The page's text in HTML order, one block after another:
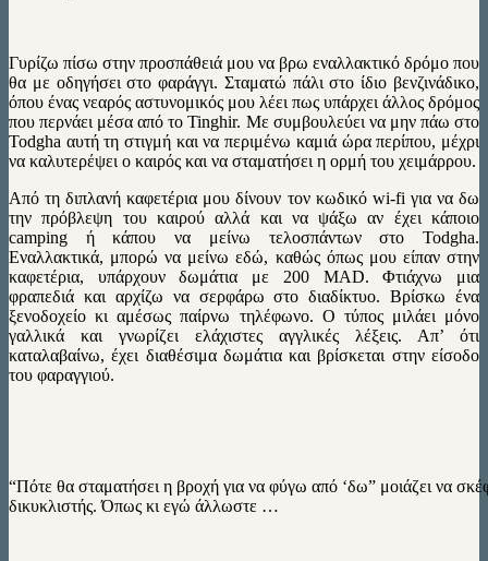
Γυρίζω πίσω στην προσπάθειά μου να βρω εναλλακτικό δρόμο που
θα με οδηγήσει στο φαράγγι. Σταματώ πάλι στο ίδιο βενζινάδικο,
όπου ένας νεαρός αστυνομικός μου λέει πως υπάρχει άλλος δρόμος
που περνάει μέσα από το Tinghir. Mε συμβουλεύει να μην πάω στο
Todgha αυτή τη στιγμή και να περιμένω καμιά ώρα περίπου, μέχρι
να καλυτερέψει ο καιρός και να σταματήσει η ορμή του χειμάρρου.
Από τη διπλανή καφετέρια μου δίνουν τον κωδικό wi-fi για να δω
την πρόβλεψη του καιρού αλλά και να ψάξω αν έχει κάποιο
camping ή κάπου να μείνω τελοσπάντων στο Todgha.
Eναλλακτικά, μπορώ να μείνω εδώ, καθώς όπως μου είπαν στην
καφετέρια, υπάρχουν δωμάτια με 200 MAD. Φτιάχνω μια
φραπεδιά και αρχίζω να σερφάρω στο διαδίκτυο. Βρίσκω ένα
ξενοδοχείο κι αμέσως παίρνω τηλέφωνο. Ο τύπος μιλάει μόνο
γαλλικά και γνωρίζει ελάχιστες αγγλικές λέξεις. Απ’ ότι
καταλαβαίνω, έχει διαθέσιμα δωμάτια και βρίσκεται στην είσοδο
του φαραγγιού.
“Πότε θα σταματήσει η βροχή για να φύγω από ‘δω” μοιάζει να
δικυκλιστής. Όπως κι εγώ άλλωστε …